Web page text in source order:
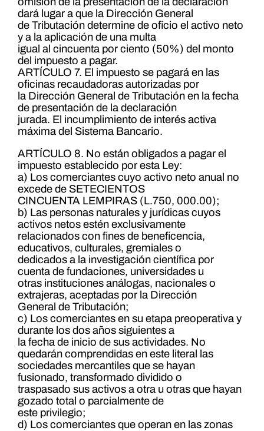
dará lugar a que la Dirección General
de Tributación determine de oficio el activo neto
y a la aplicación de una multa
igual al cincuenta por ciento (50%) del monto
del impuesto a pagar.
ARTÍCULO 7. El impuesto se pagará en las
oficinas recaudadoras autorizadas por
la Dirección General de Tributación en la fecha
de presentación de la declaración
jurada. El incumplimiento de interés activa
máxima del Sistema Bancario.
ARTÍCULO 8. No están obligados a pagar el
impuesto establecido por esta Ley:
a) Los comerciantes cuyo activo neto anual no
excede de SETECIENTOS
CINCUENTA LEMPIRAS (L.750, 000.00);
b) Las personas naturales y jurídicas cuyos
activos netos estén exclusivamente
relacionados con fines de beneficencia,
educativos, culturales, gremiales o
dedicados a la investigación científica por
cuenta de fundaciones, universidades u
otras instituciones análogas, nacionales o
extrajeras, aceptadas por la Dirección
General de Tributación;
c) Los comerciantes en su etapa preoperativa y
durante los dos años siguientes a
la fecha de inicio de sus actividades. No
quedarán comprendidas en este literal las
sociedades mercantiles que se hayan
fusionado, transformado dividido o
traspasado sus activos a otra u otras que hayan
gozado total o parcialmente de
este privilegio;
d) Los comerciantes que operan en las zonas